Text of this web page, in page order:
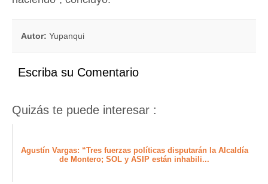
Autor: Yupanqui
Escriba su Comentario
Quizás te puede interesar :
Agustín Vargas: “Tres fuerzas políticas disputarán la Alcaldía
de Montero; SOL y ASIP están inhabili...